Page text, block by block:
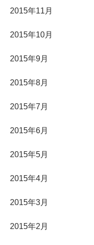
2015年11月
2015年10月
2015年9月
2015年8月
2015年7月
2015年6月
2015年5月
2015年4月
2015年3月
2015年2月